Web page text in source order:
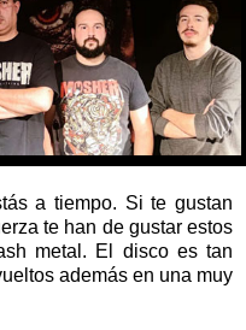
a tiempo. Si te gustan
te han de gustar estos
metal. El disco es tan
además en una muy